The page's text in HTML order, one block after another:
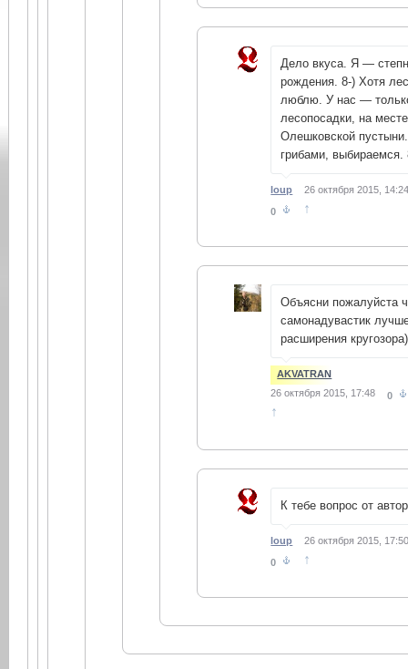
Дело вкуса. Я —
рождения. 8-) Хотя
люблю. У нас —
лесопосадки, на месте
Олешковской
грибами, выбираемся.
loup
26 октября 2015,
0
↑
Объясни пожалуйста
самонадувастик
расширения кругозора)
AKVATRAN
26 октября 2015, 17:48
0
↑
К тебе вопрос от
loup
26 октября 2015,
0
↑